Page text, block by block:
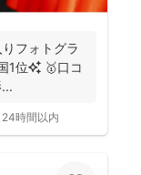
フォトグラ
24時間以内